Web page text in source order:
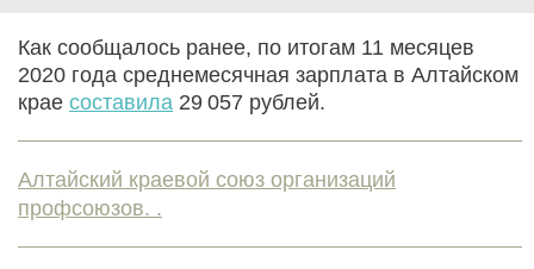
Как сообщалось ранее, по итогам 11 месяцев
2020 года среднемесячная зарплата в Алтайском
крае составила 29 057 рублей.
Алтайский краевой союз организаций
профсоюзов. .